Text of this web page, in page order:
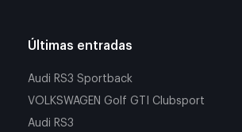
Últimas entradas
Audi RS3 Sportback
VOLKSWAGEN Golf GTI Clubsport
Audi RS3